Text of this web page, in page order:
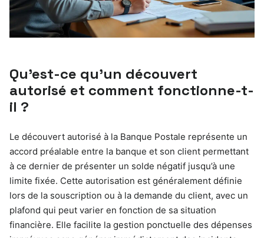
Qu’est-ce qu’un découvert
autorisé et comment fonctionne-t-
il ?
Le découvert autorisé à la Banque Postale représente un
accord préalable entre la banque et son client permettant
à ce dernier de présenter un solde négatif jusqu’à une
limite fixée. Cette autorisation est généralement définie
lors de la souscription ou à la demande du client, avec un
plafond qui peut varier en fonction de sa situation
financière. Elle facilite la gestion ponctuelle des dépenses